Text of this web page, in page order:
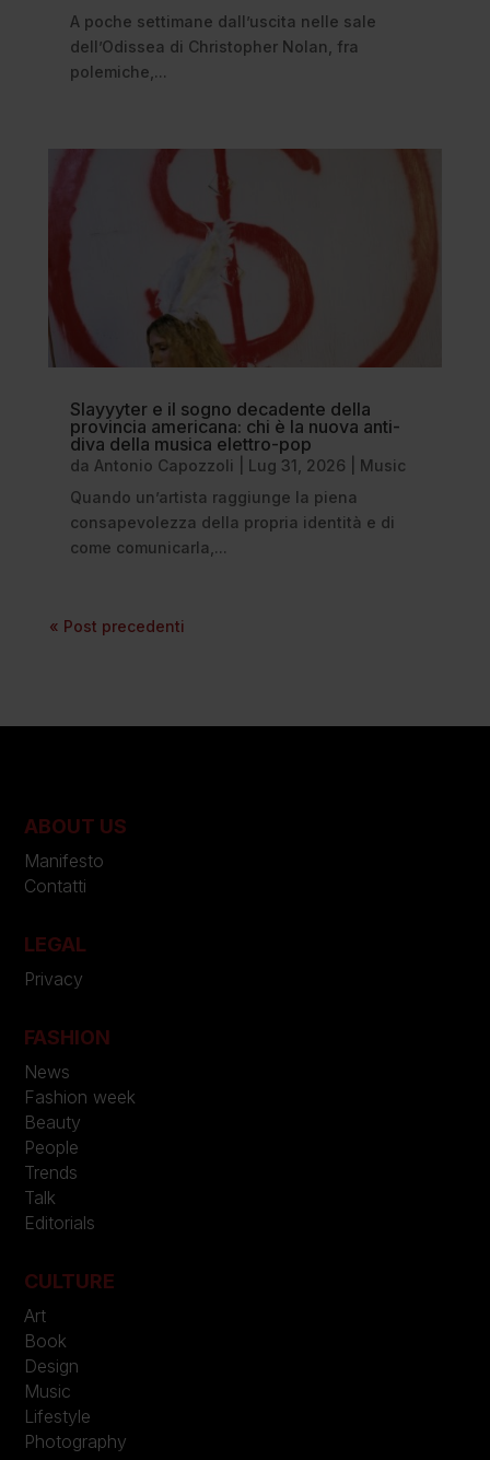
A poche settimane dall’uscita nelle sale
dell’Odissea di Christopher Nolan, fra
polemiche,...
Slayyyter e il sogno decadente della
provincia americana: chi è la nuova anti-
diva della musica elettro-pop
da Antonio Capozzoli Lug 31, 2026
Music
Quando un’artista raggiunge la piena
consapevolezza della propria identità e di
come comunicarla,...
« Post precedenti
ABOUT US
Manifesto
Contatti
LEGAL
Privacy
FASHION
News
Fashion week
Beauty
People
Trends
Talk
Editorials
CULTURE
Art
Book
Design
Music
Lifestyle
Photography